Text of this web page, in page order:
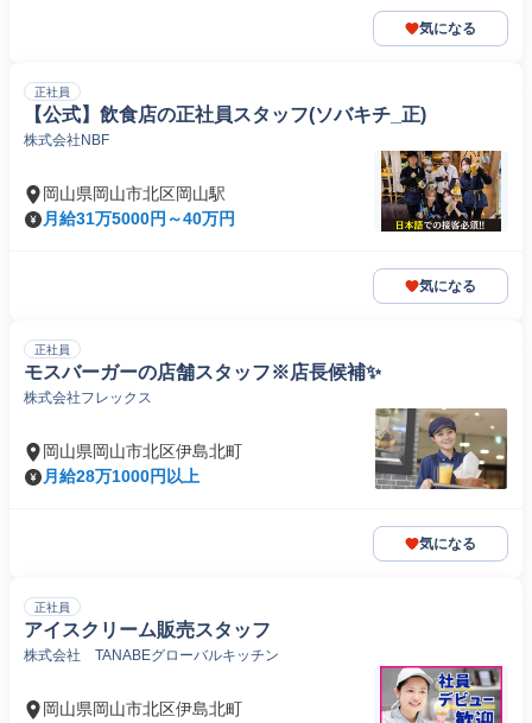
気になる
正社員
【公式】飲食店の正社員スタッフ(ソバキチ_正)
株式会社NBF
岡山県岡山市北区岡山駅
月給31万5000円～40万円
気になる
正社員
モスバーガーの店舗スタッフ※店長候補✨
株式会社フレックス
岡山県岡山市北区伊島北町
月給28万1000円以上
気になる
正社員
アイスクリーム販売スタッフ
株式会社 TANABEグローバルキッチン
岡山県岡山市北区伊島北町